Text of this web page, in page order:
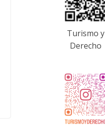
Turismo y
Derecho